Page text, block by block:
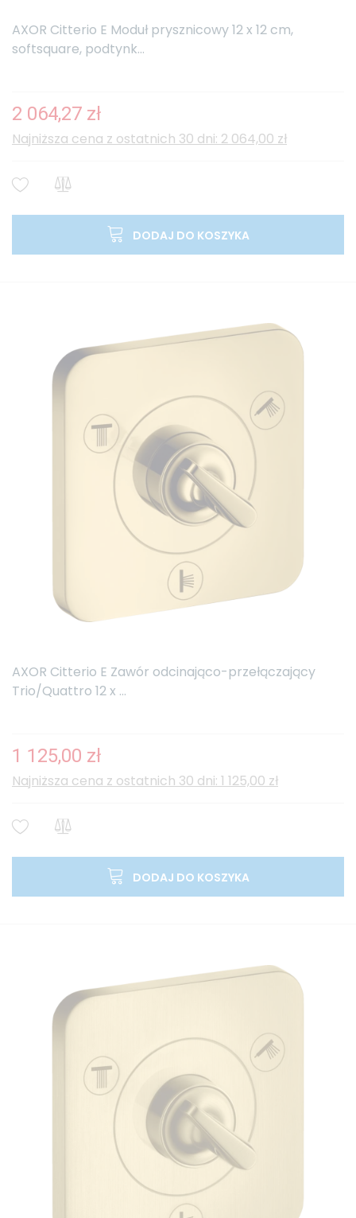
AXOR Citterio E Moduł prysznicowy 12 x 12 cm,
softsquare, podtynk...
2 064,27 zł
Najniższa cena z ostatnich 30 dni: 2 064,00 zł
DODAJ DO KOSZYKA
AXOR Citterio E Zawór odcinająco-przełączający
Trio/Quattro 12 x ...
1 125,00 zł
Najniższa cena z ostatnich 30 dni: 1 125,00 zł
DODAJ DO KOSZYKA